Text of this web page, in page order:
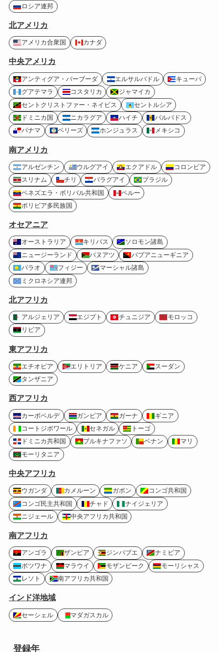
ロシア連邦
北アメリカ
アメリカ合衆国 カナダ
中央アメリカ
アンティグア・バーブーダ エルサルバドル
キューバ
グアテマラ
コスタリカ
ジャマイカ
セントクリストファー・ネイビス
セントルシア
ドミニカ国
ニカラグア ハイチ
バルバドス
パナマ
ベリーズ ホンジュラス メキシコ
南アメリカ
アルゼンチン ウルグアイ エクアドル
コロンビア
スリナム
チリ パラグアイ
ブラジル
ベネズエラ・ボリバル共和国
ペルー
ボリビア多民族国
オセアニア
オーストラリア キリバス
ソロモン諸島
ニュージーランド
バヌアツ
パプアニューギニア
パラオ
フィジー
マーシャル諸島
ミクロネシア連邦
北アフリカ
アルジェリア エジプト チュニジア
モロッコ
リビア
東アフリカ
エチオピア エリトリア ケニア
スーダン
タンザニア
西アフリカ
カーボベルデ ガンビア ガーナ
ギニア
コートジボワール
セネガル
トーゴ
ドミニカ共和国
ブルキナファソ ベナン
マリ
モーリタニア
中央アフリカ
ウガンダ カメルーン ガボン
コンゴ共和国
コンゴ民主共和国
チャド
ナイジェリア
ニジェール
中央アフリカ共和国
南アフリカ
アンゴラ ザンビア ジンバブエ
ナミビア
ボツワナ
マラウイ モザンビーク
モーリシャス
レソト
南アフリカ共和国
インド洋地域
セーシェル マダガスカル
登録年